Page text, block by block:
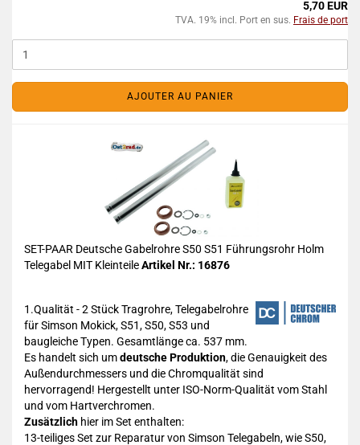
5,70 EUR
TVA. 19% incl. Port en sus. Frais de port
AJOUTER AU PANIER
SET-PAAR Deutsche Gabelrohre S50 S51 Führungsrohr Holm
Telegabel MIT KleinteileArtikel Nr.: 16876
1.Qualität - 2 Stück Tragrohre, Telegabelrohre
für Simson Mokick, S51, S50, S53 und
baugleiche Typen. Gesamtlänge ca. 537 mm.
Es handelt sich umdeutsche Produktion, die Genauigkeit des
Außendurchmessers und die Chromqualität sind
hervorragend! Hergestellt unter ISO-Norm-Qualität vom Stahl
und vom Hartverchromen.
Zusätzlich hier im Set enthalten:
13-teiliges Set zur Reparatur von Simson Telegabeln, wie S50,